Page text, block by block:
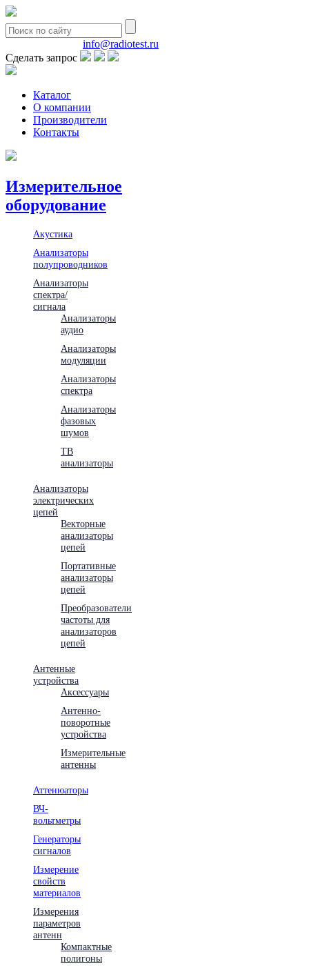
info@radiotest.ru
Сделать запрос
Каталог
О компании
Производители
Контакты
Измерительное
оборудование
Акустика
Анализаторы
полупроводников
Анализаторы
спектра/
сигнала
Анализаторы
аудио
Анализаторы
модуляции
Анализаторы
спектра
Анализаторы
фазовых
шумов
ТВ
анализаторы
Анализаторы
электрических
цепей
Векторные
анализаторы
цепей
Портативные
анализаторы
цепей
Преобразователи
частоты для
анализаторов
цепей
Антенные
устройства
Аксессуары
Антенно-
поворотные
устройства
Измерительные
антенны
Аттенюаторы
ВЧ-
вольтметры
Генераторы
сигналов
Измерение
свойств
материалов
Измерения
параметров
антенн
Компактные
полигоны